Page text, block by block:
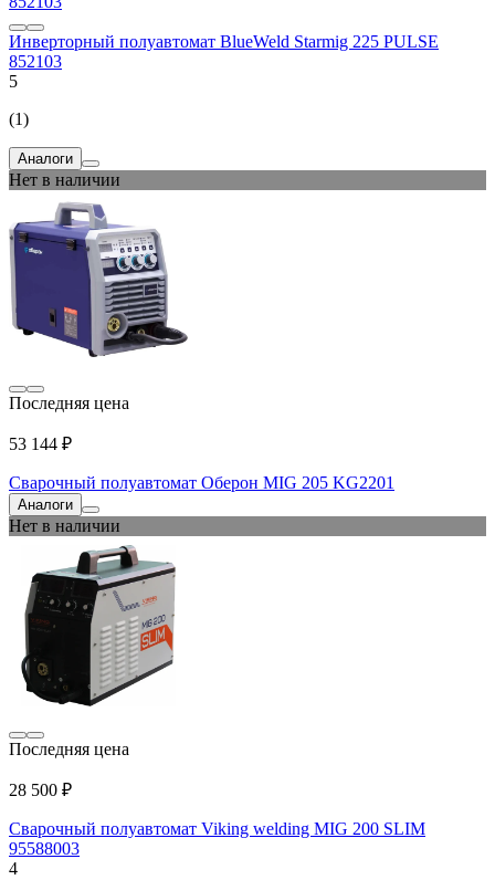
Инверторный полуавтомат BlueWeld Starmig 225 PULSE
852103
5
(1)
Аналоги
Нет в наличии
Последняя цена
53 144 ₽
Сварочный полуавтомат Оберон MIG 205 KG2201
Аналоги
Нет в наличии
Последняя цена
28 500 ₽
Сварочный полуавтомат Viking welding MIG 200 SLIM
95588003
4